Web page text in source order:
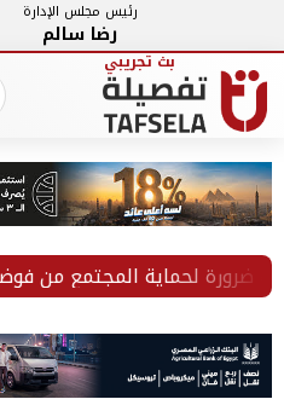
رئيس مجلس الإدارة
رضا سالم
لحماية المجتمع من فوضى